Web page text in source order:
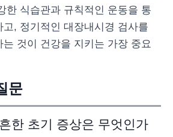
한 식습관과 규칙적인 운동을 통
, 정기적인 대장내시경 검사를
것이 건강을 지키는 가장 중요
문
한 초기 증상은 무엇인가